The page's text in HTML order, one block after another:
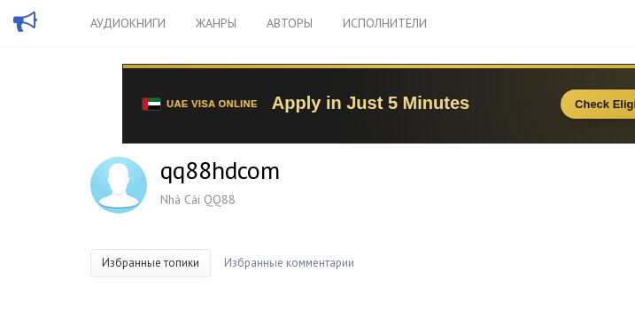
АУДИОКНИГИ ЖАНРЫ АВТОРЫ ИСПОЛНИТЕЛИ
qq88hdcom
Nhà Cái QQ88
Избранные топики Избранные комментарии